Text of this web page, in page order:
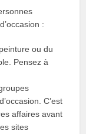
:
ou du
Pensez à
C’est
affaires avant
sites